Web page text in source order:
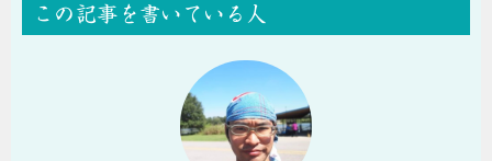
この記事を書いている人